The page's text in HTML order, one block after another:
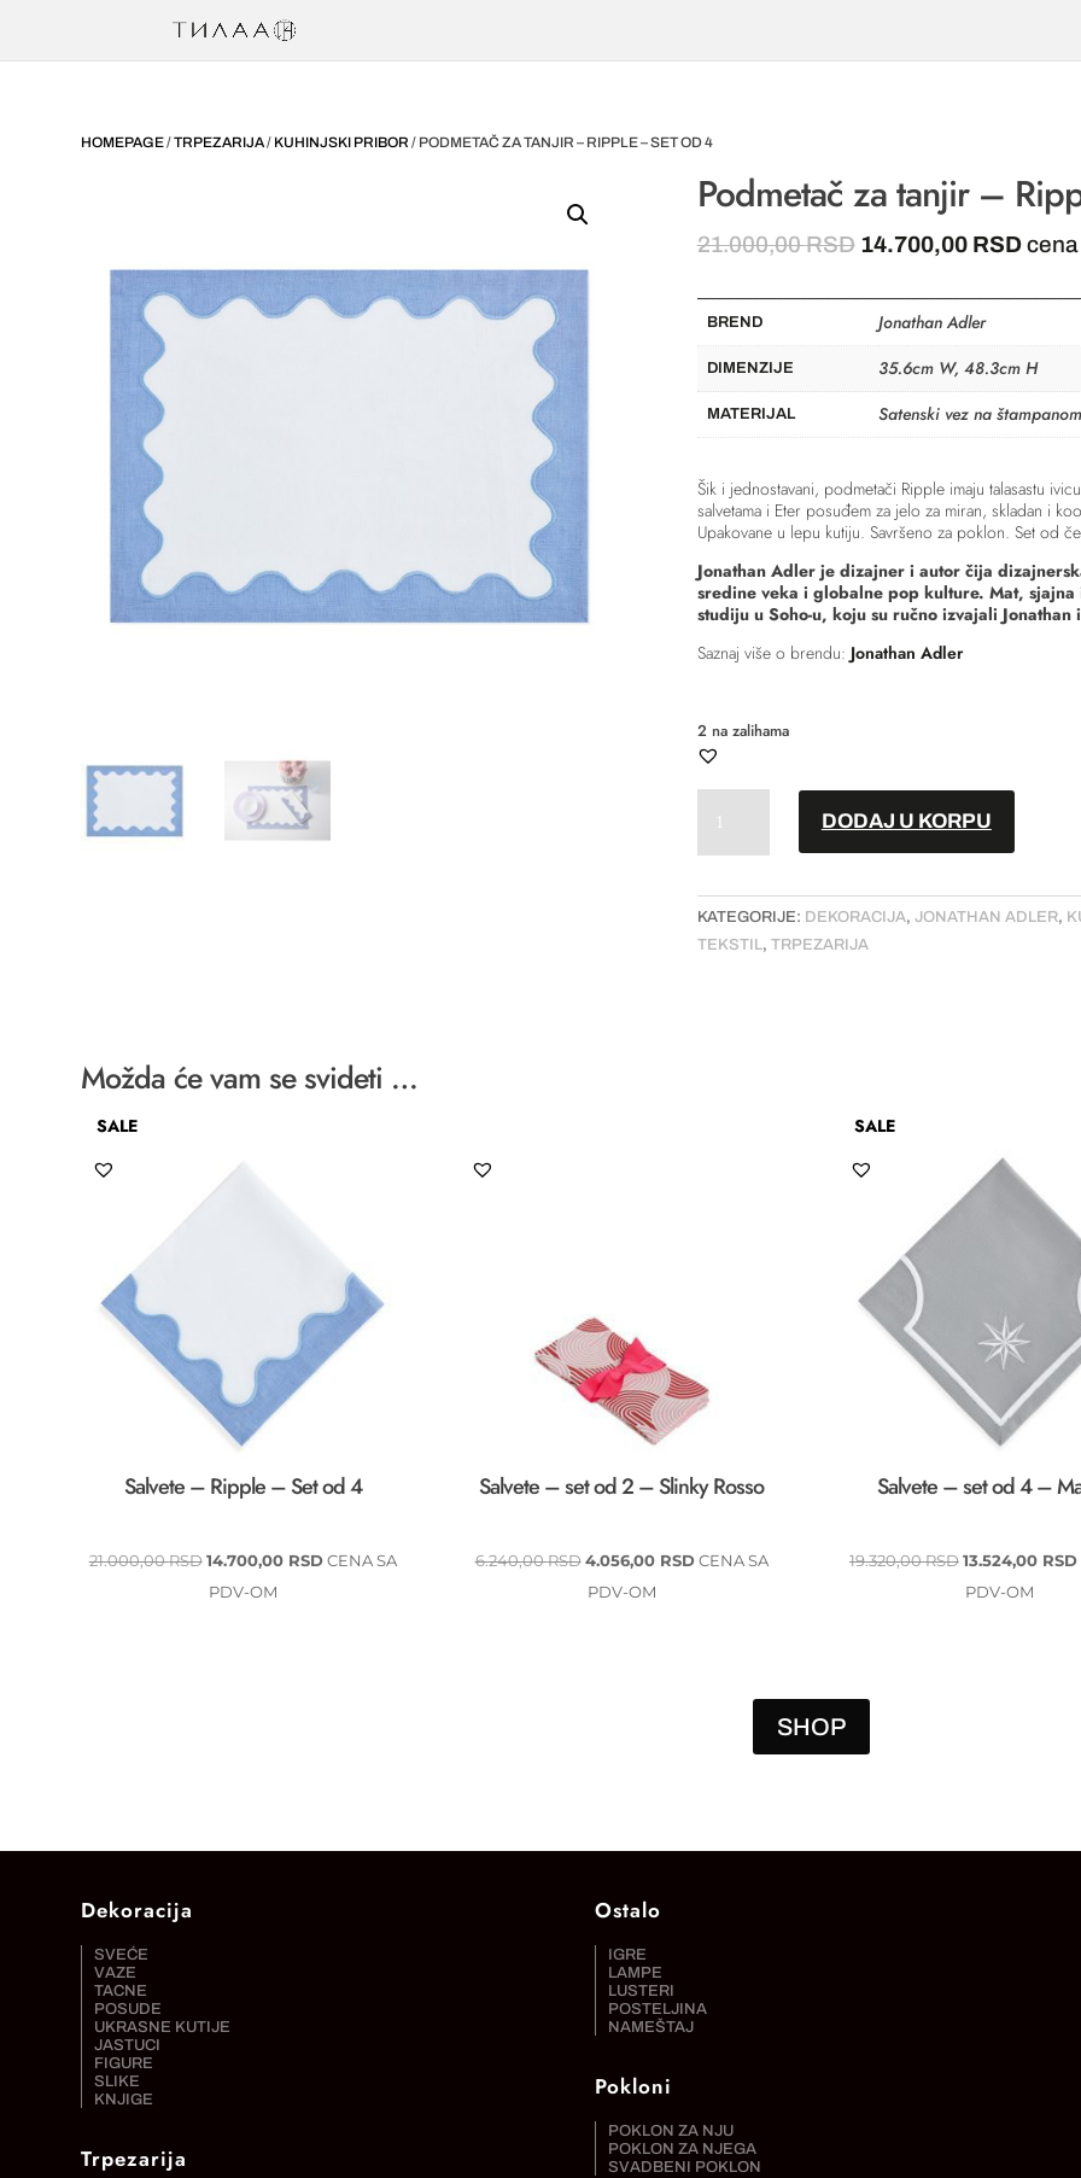
HOMEPAGE/TRPEZARIJA/ KUHINJSKI PRIBOR / PODMETAČ ZA TANJIR – RIPPLE – SET OD 4
Podmetač za tanjir –
21.000,00RSD Originalna
je
bila:
14.700,00 RSD
je:
cena
BREND Jonathan Adler
DIMENZIJE 35.6cm W, 48.3cm H
MATERIJAL Satenski vez na
Šik i jednostavani, podmetači Ripple imaju talasastu
salvetama i Eter posuđem za jelo za miran, skladan i
Upakovane u lepu kutiju. Savršeno za poklon. Set od
Jonathan Adler je dizajner i autor čija
sredine veka i globalne pop kulture. Mat,
studiju u Soho-u, koju su ručno izvajali Jonathan
Saznaj više o brendu: Jonathan Adler
2 na zalihama
tanjir
Ripple
-
DODAJ U KORPU
KATEGORIJE: DEKORACIJA, JONATHAN ADLER,
TEKSTIL, TRPEZARIJA
Možda će vam se svideti …
SALE
Salvete – Ripple – Set od 4
21.000,00RSD ORIGINALNA
CENA
14.700,00 RSDTRENUTNA
CENA SA
PDV-OM
Salvete – set od 2 – Slinky Rosso
6.240,00RSD ORIGINALNA
CENA
4.056,00 RSDTRENUTNA
CENA SA
PDV-OM
SALE
Salvete – set od 4 –
19.320,00RSDORIGINALNA
CENA
13.524,00 RSD
PDV-OM
SHOP
Dekoracija
SVEĆE
VAZE
TACNE
POSUDE
UKRASNE KUTIJE
JASTUCI
FIGURE
SLIKE
KNJIGE
Trpezarija
Ostalo
IGRE
LAMPE
LUSTERI
POSTELJINA
NAMEŠTAJ
Pokloni
POKLON ZA NJU
POKLON ZA NJEGA
SVADBENI POKLON